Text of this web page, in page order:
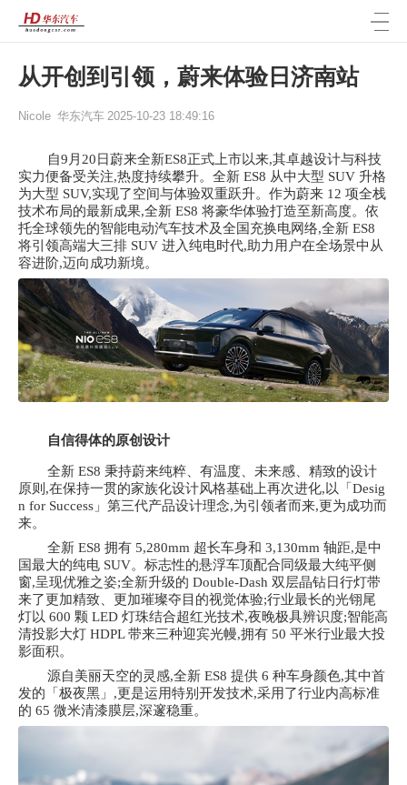
从开创到引领，蔚来体验日济南站
Nicole 华东汽车 2025-10-23 18:49:16
自9月20日蔚来全新ES8正式上市以来,其卓越设计与科技
实力便备受关注,热度持续攀升。全新 ES8 从中大型 SUV 升格
为大型 SUV,实现了空间与体验双重跃升。作为蔚来 12 项全栈
技术布局的最新成果,全新 ES8 将豪华体验打造至新高度。依
托全球领先的智能电动汽车技术及全国充换电网络,全新 ES8
将引领高端大三排 SUV 进入纯电时代,助力用户在全场景中从
容进阶,迈向成功新境。
自信得体的原创设计
全新 ES8 秉持蔚来纯粹、有温度、未来感、精致的设计
原则,在保持一贯的家族化设计风格基础上再次进化,以「Desig
n for Success」第三代产品设计理念,为引领者而来,更为成功而
来。
全新 ES8 拥有 5,280mm 超长车身和 3,130mm 轴距,是中
国最大的纯电 SUV。标志性的悬浮车顶配合同级最大纯平侧
窗,呈现优雅之姿;全新升级的 Double-Dash 双层晶钻日行灯带
来了更加精致、更加璀璨夺目的视觉体验;行业最长的光䦀尾
灯以 600 颗 LED 灯珠结合超红光技术,夜晚极具辨识度;智能高
清投影大灯 HDPL 带来三种迎宾光幔,拥有 50 平米行业最大投
影面积。
源自美丽天空的灵感,全新 ES8 提供 6 种车身颜色,其中首
发的「极夜黑」,更是运用特别开发技术,采用了行业内高标准
的 65 微米清漆膜层,深邃稳重。